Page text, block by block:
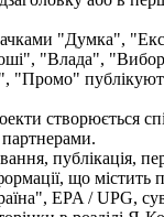
"Думка",
"Влада",
"Промо"
створюється
публікація,
що містить
EPA / UPG,